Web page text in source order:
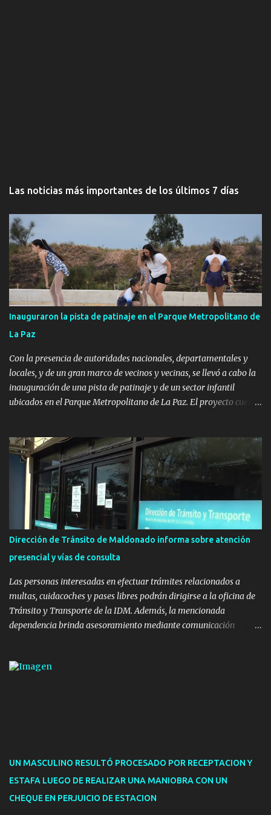
Las noticias más importantes de los últimos 7 días
Inauguraron la pista de patinaje en el Parque Metropolitano de
La Paz
Con la presencia de autoridades nacionales, departamentales y
locales, y de un gran marco de vecinos y vecinas, se llevó a cabo la
inauguración de una pista de patinaje y de un sector infantil
ubicados en el Parque Metropolitano de La Paz. El proyecto cuenta
Pública de OPP, así como aportes del Gobierno de Canelones y del
Ministerio de Transporte y Obras Públicas. La nueva
infraestructura deportiva consiste en una plataforma de 35 m por
20 m con banco de hormigón sobre sus laterales. Su destino será
polifuncional, permitiendo la práctica de patín, hockey, gimnasia y
la realización de eventos culturales. Próximo a la pista, se
instalaron juegos infantiles y equipamiento urbano (bancos de
nuevos pavimentos e iluminación. La totalidad de estas obras
implicaron una inversión estimada ...
Dirección de Tránsito de Maldonado informa sobre atención
presencial y vías de consulta
Las personas interesadas en efectuar trámites relacionados a
multas, cuidacoches y pases libres podrán dirigirse a la oficina de
Tránsito y Transporte de la IDM. Además, la mencionada
dependencia brinda asesoramiento mediante comunicación
presencial comprende los siguientes trámites: Multas: devolución
1921(interno 1456). Cuidacoches: consultas a
1921(interno 1246). Transporte: consultas generales relacionadas a
Uber y Taxi, a través de transporte@maldonado.gub.uy, t...
UN MASCULINO RESULTÓ PROCESADO POR RECEPTACION Y
ESTAFA LUEGO DE REALIZAR UNA MANIOBRA CON UN
CHEQUE EN PERJUICIO DE ESTACION